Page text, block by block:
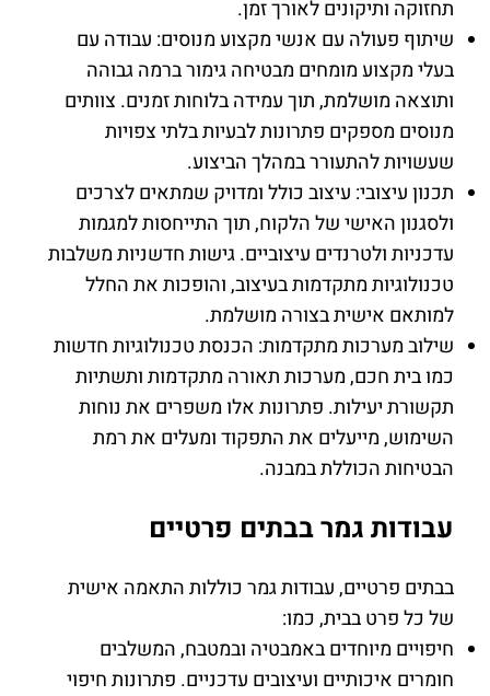
תחזוקה ותיקונים לאורך זמן.
שיתוף פעולה עם אנשי מקצוע מנוסים: עבודה עם
בעלי מקצוע מומחים מבטיחה גימור ברמה גבוהה
ותוצאה מושלמת, תוך עמידה בלוחות זמנים. צוותים
מנוסים מספקים פתרונות לבעיות בלתי צפויות
שעשויות להתעורר במהלך הביצוע.
תכנון עיצובי: עיצוב כולל ומדויק שמתאים לצרכים
ולסגנון האישי של הלקוח, תוך התייחסות למגמות
עדכניות ולטרנדים עיצוביים. גישות חדשניות משלבות
טכנולוגיות מתקדמות בעיצוב, והופכות את החלל
למותאם אישית בצורה מושלמת.
שילוב מערכות מתקדמות: הכנסת טכנולוגיות חדשות
כמו בית חכם, מערכות תאורה מתקדמות ותשתיות
תקשורת יעילות. פתרונות אלו משפרים את נוחות
השימוש, מייעלים את התפקוד ומעלים את רמת
הבטיחות הכוללת במבנה.
עבודות גמר בבתים פרטיים
בבתים פרטיים, עבודות גמר כוללות התאמה אישית
של כל פרט בבית, כמו:
חיפויים מיוחדים באמבטיה ובמטבח, המשלבים
חומרים איכותיים ועיצובים עדכניים. פתרונות חיפוי